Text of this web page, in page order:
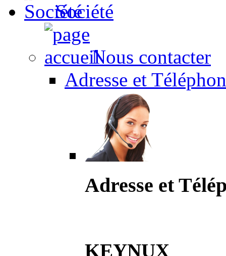
Société
Nous contacter
Adresse et
Adresse et
KEYNUX